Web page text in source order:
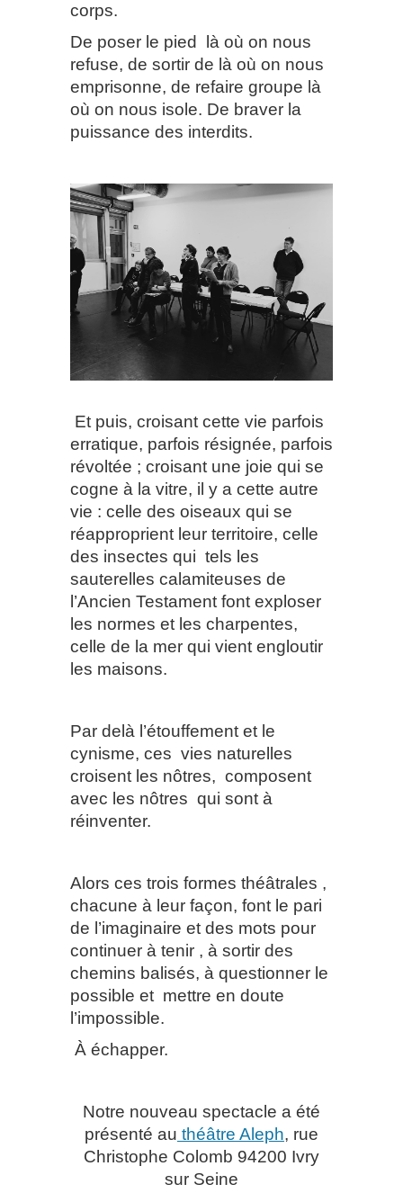
corps.
De poser le pied
là où on nous
refuse, de sortir de là où on nous
emprisonne, de refaire groupe là
où on nous isole. De braver la
puissance des interdits.
Et puis, croisant cette vie parfois
erratique, parfois résignée, parfois
révoltée ; croisant une joie qui se
cogne à la vitre, il y a cette autre
vie : celle des oiseaux qui se
réapproprient leur territoire, celle
des insectes qui tels les
sauterelles calamiteuses de
l’Ancien Testament font exploser
les normes et les charpentes,
celle de la mer qui vient engloutir
les maisons.
Par delà l’étouffement et le
cynisme, ces vies naturelles
croisent les nôtres, composent
avec les nôtres qui sont à
réinventer.
Alors ces trois formes théâtrales ,
chacune à leur façon, font le pari
de l’imaginaire et des mots pour
continuer à tenir , à sortir des
chemins balisés, à questionner le
possible et mettre en doute
l’impossible.
À échapper.
Notre nouveau spectacle a été
présenté au théâtre Aleph, rue
Christophe Colomb 94200 Ivry
sur Seine